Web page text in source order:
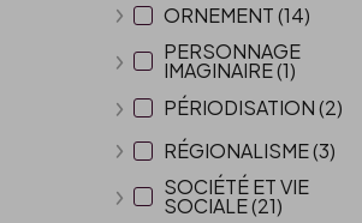
Afficher plus
ORNEMENT (14)
Afficher plus
PERSONNAGE
IMAGINAIRE (1)
Afficher plus
PÉRIODISATION (2)
Afficher plus
RÉGIONALISME (3)
Afficher plus
SOCIÉTÉ ET VIE
SOCIALE (21)